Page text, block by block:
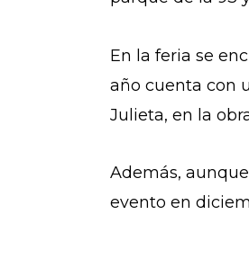
En la feria se
año cuenta con
Julieta, en la
Además,
evento en